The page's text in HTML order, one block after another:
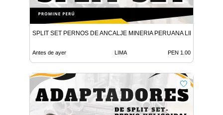
SPLIT SET PERNOS DE ANCALJE MINERIA PERUANA LIMA
Antes de ayer LIMA PEN 1.00